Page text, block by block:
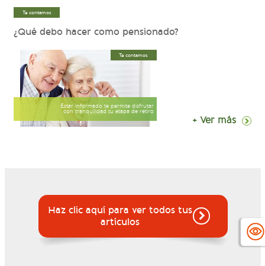
Te contamos
Estar informado te permite disfrutar
con tranquilidad tu etapa de retiro
Te contamos
¿Qué debo hacer como pensionado?
+ Ver más
Haz clic aquí para ver todos tus
artículos